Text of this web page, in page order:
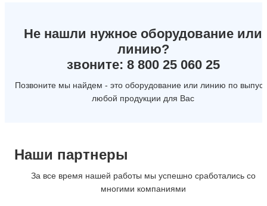
Не нашли нужное оборудование или
линию?
звоните: 8 800 25 060 25
Позвоните мы найдем - это оборудование или линию по
любой продукции для Вас
Наши партнеры
За все время нашей работы мы успешно сработались со
многими компаниями